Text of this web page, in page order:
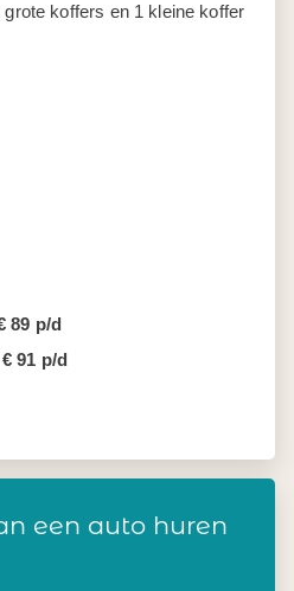
koffers en 1 kleine koffer
89 p/d
€ 91 p/d
een auto huren